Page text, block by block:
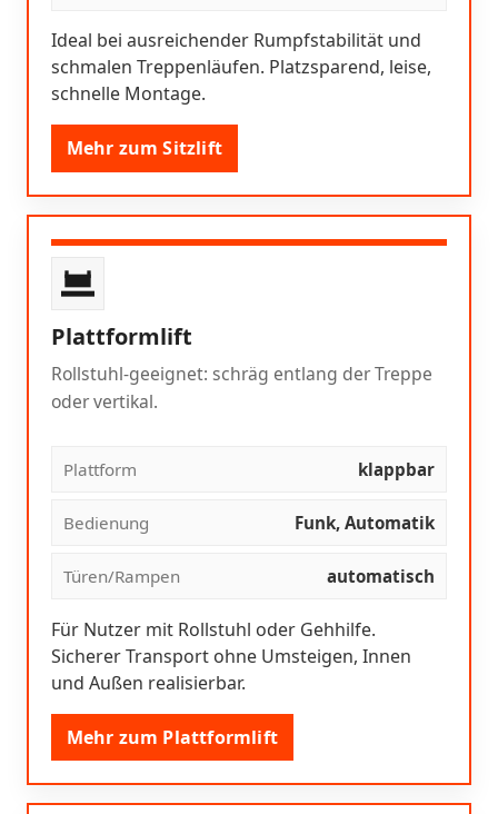
Ideal bei ausreichender Rumpfstabilität und
schmalen Treppenläufen. Platzsparend, leise,
schnelle Montage.
Mehr zum Sitzlift
Plattformlift
Rollstuhl-geeignet: schräg entlang der Treppe
oder vertikal.
Plattform klappbar
Bedienung Funk, Automatik
Türen/Rampen automatisch
Für Nutzer mit Rollstuhl oder Gehhilfe.
Sicherer Transport ohne Umsteigen, Innen
und Außen realisierbar.
Mehr zum Plattformlift